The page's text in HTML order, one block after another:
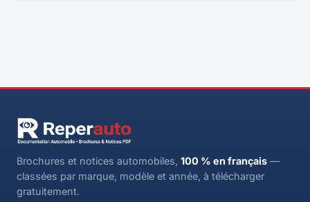
Brochures et notices automobiles, 100 % en français —
classées par marque, modèle et année, à télécharger
gratuitement.